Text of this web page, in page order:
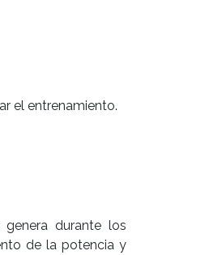
el entrenamiento.
durante los
de la potencia y